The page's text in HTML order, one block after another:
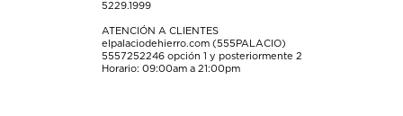
5229.1999
ATENCIÓN A CLIENTES
elpalaciodehierro.com (555PALACIO)
5557252246 opción 1 y posteriormente 2
Horario: 09:00am a 21:00pm